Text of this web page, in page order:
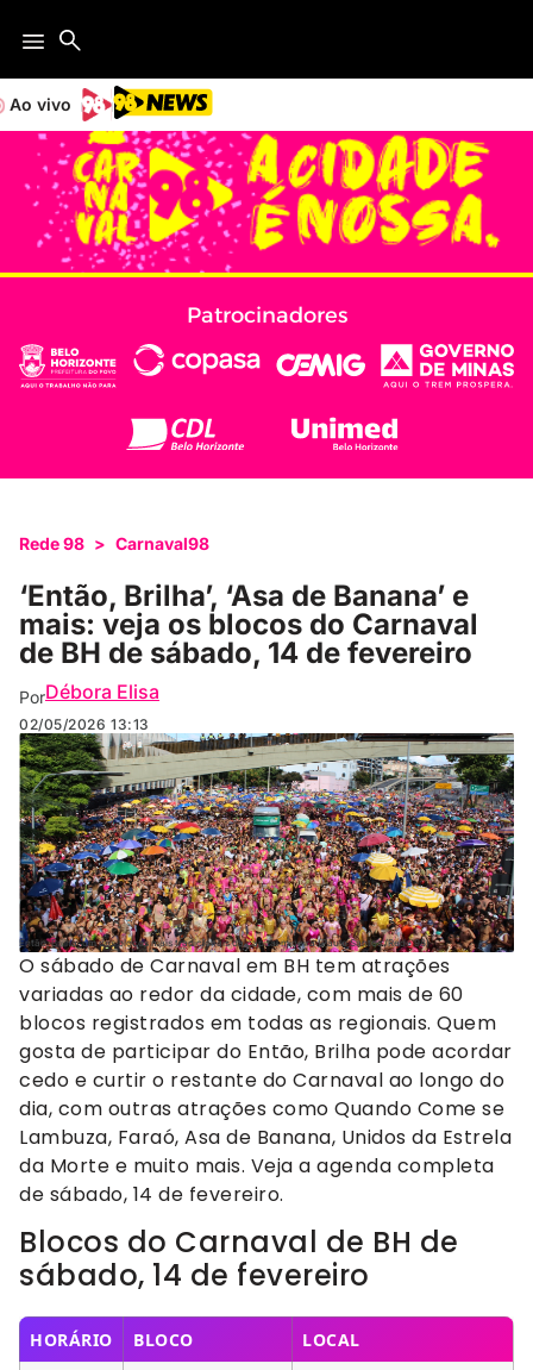
Ao vivo
Patrocinadores
Rede 98 > Carnaval98
‘Então, Brilha’, ‘Asa de Banana’ e
mais: veja os blocos do Carnaval
de BH de sábado, 14 de fevereiro
PorDébora Elisa
02/05/2026 13:13
Então, Brilha, um dos blocos mais tradicionais da capital mineira (Paulo Santos /Rede 98)
O sábado de Carnaval em BH tem atrações
variadas ao redor da cidade, com mais de 60
blocos registrados em todas as regionais. Quem
gosta de participar do Então, Brilha pode acordar
cedo e curtir o restante do Carnaval ao longo do
dia, com outras atrações como Quando Come se
Lambuza, Faraó, Asa de Banana, Unidos da Estrela
da Morte e muito mais. Veja a agenda completa
de sábado, 14 de fevereiro.
Blocos do Carnaval de BH de
sábado, 14 de fevereiro
HORÁRIO BLOCO LOCAL